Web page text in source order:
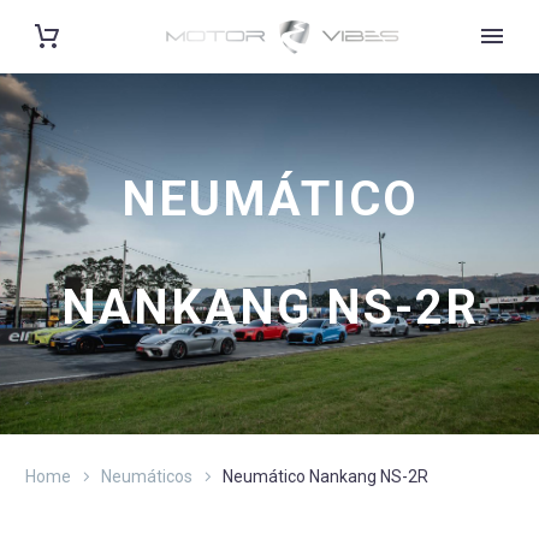
NEUMÁTICO
NANKANG NS-2R
Home Neumáticos Neumático Nankang NS-2R